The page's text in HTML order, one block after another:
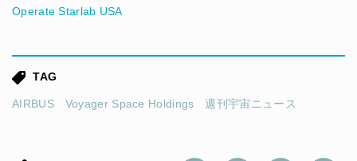
Operate Starlab USA
TAG
AIRBUS Voyager Space Holdings 週刊宇宙ニュース